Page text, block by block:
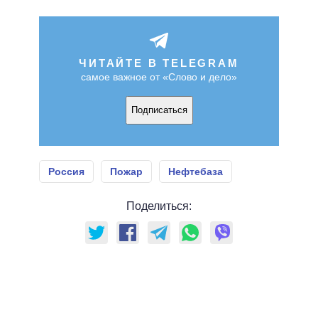
ЧИТАЙТЕ В TELEGRAM
самое важное от «Слово и дело»
Подписаться
Россия Пожар Нефтебаза
Поделиться: